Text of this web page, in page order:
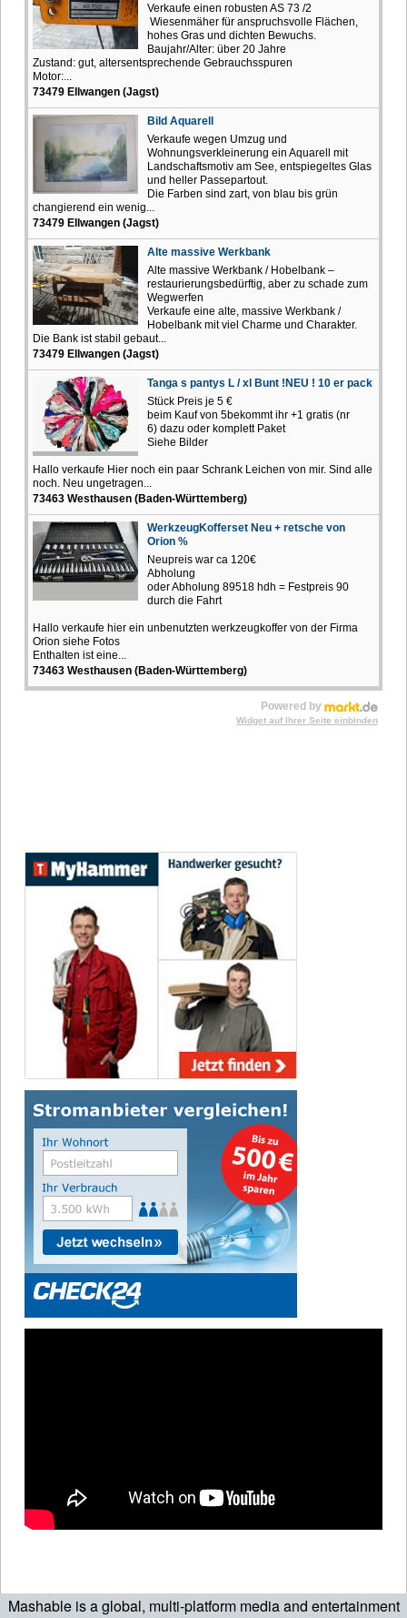
Mashable is a global, multi-platform media and entertainment
Verkaufe einen robusten AS 73 /2
Wiesenmäher für anspruchsvolle Flächen,
hohes Gras und dichten Bewuchs.
Baujahr/Alter: über 20 Jahre
Zustand: gut, altersentsprechende Gebrauchsspuren
Motor:...
73479 Ellwangen (Jagst)
Bild Aquarell
Verkaufe wegen Umzug und
Wohnungsverkleinerung ein Aquarell mit
Landschaftsmotiv am See, entspiegeltes Glas
und heller Passepartout.
Die Farben sind zart, von blau bis grün
changierend ein wenig...
73479 Ellwangen (Jagst)
Alte massive Werkbank
Alte massive Werkbank / Hobelbank –
restaurierungsbedürftig, aber zu schade zum
Wegwerfen
Verkaufe eine alte, massive Werkbank /
Hobelbank mit viel Charme und Charakter.
Die Bank ist stabil gebaut...
73479 Ellwangen (Jagst)
Tanga s pantys L / xl Bunt !NEU ! 10 er pack
Stück Preis je 5 €
beim Kauf von 5bekommt ihr +1 gratis (nr
6) dazu oder komplett Paket
Siehe Bilder
Hallo verkaufe Hier noch ein paar Schrank Leichen von mir. Sind alle
noch. Neu ungetragen...
73463 Westhausen (Baden-Württemberg)
WerkzeugKofferset Neu + retsche von
Orion %
Neupreis war ca 120€
Abholung
oder Abholung 89518 hdh = Festpreis 90
durch die Fahrt
Hallo verkaufe hier ein unbenutzten werkzeugkoffer von der Firma
Orion siehe Fotos
Enthalten ist eine...
73463 Westhausen (Baden-Württemberg)
Powered by
Widget auf Ihrer Seite einbinden